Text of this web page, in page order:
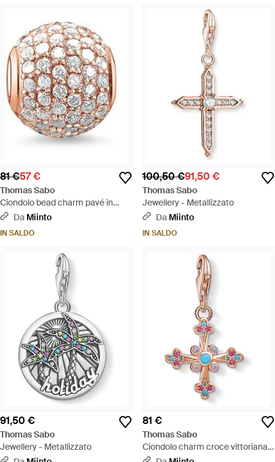
81 €57 €
Thomas Sabo
Ciondolo bead charm pavé in
argento 925 placcato oro rosa -
Da Miinto
IN SALDO
100,50 €91,50 €
Thomas Sabo
Jewellery - Metallizzato
Da Miinto
IN SALDO
91,50 €
Thomas Sabo
Jewellery - Metallizzato
81 €
Thomas Sabo
Ciondolo charm croce vittoriana -
Bianco